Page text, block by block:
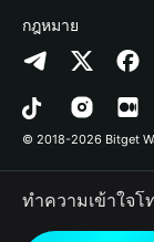
ติดต่อเรา
ทรัพยากรข้อมูลของ
อาชีพ
Altcoin Season
Prediction Markets
DApp
RWA
ลิสต์โปรเจกต์
การตรวจจับการอนุ
การตรวจจับสัญญา
การโอนเป็นชุด
Arbitrum
Avalanche
Bitcoin
Polygon
กฎหมาย
นโยบายความเป็นส่
ข้อตกลงในการใช้
© 2018-2026 Bitget
ทำความเข้าใจโ